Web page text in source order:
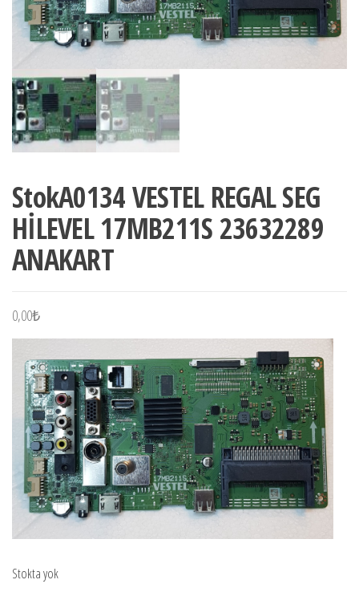
StokA0134 VESTEL REGAL SEG
HİLEVEL 17MB211S 23632289
ANAKART
0,00₺
Stokta yok